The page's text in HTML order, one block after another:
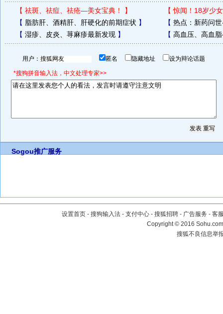
【 祛斑、祛痘、祛疮—美女宝典！ 】 【惊闻！18岁少
【 脂肪肝、酒精肝、肝硬化的前期症状 】 【 热点：新药问
【 湿疹、皮炎、荨麻疹最新发现】 【 高血压、高血
用户： 匿名 隐藏地址 设为辩论话题
*搜狗拼音输入法，中文处理专家>>
Sogou推广服务
设置首页 - 搜狗输入法 - 支付中心 - 搜狐招聘 - 广告服务 - 客
Copyright©2016
搜狐不良信息举